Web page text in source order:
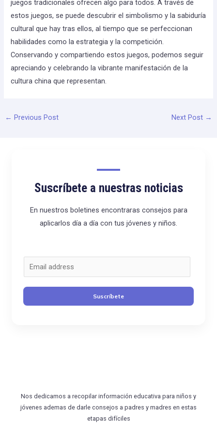
juegos tradicionales ofrecen algo para todos. A través de
estos juegos, se puede descubrir el simbolismo y la sabiduría
cultural que hay tras ellos, al tiempo que se perfeccionan
habilidades como la estrategia y la competición.
Conservando y compartiendo estos juegos, podemos seguir
apreciando y celebrando la vibrante manifestación de la
cultura china que representan.
← Previous Post Next Post →
Suscríbete a nuestras noticias
En nuestros boletines encontraras consejos para
aplicarlos día a día con tus jóvenes y niños.
o
r
r
Suscríbete
Nos dedicamos a recopilar información educativa para niños y
jóvenes ademas de darle consejos a padres y madres en estas
etapas difíciles